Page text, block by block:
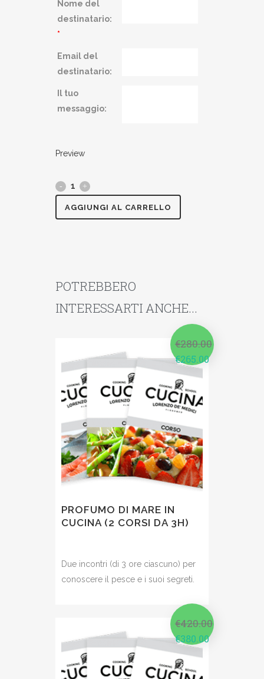
Nome del
destinatario:
*
Email del
destinatario:
Il tuo
messaggio:
Preview
AGGIUNGI AL CARRELLO
POTREBBERO
INTERESSARTI ANCHE...
€280.00
€265.00
PROFUMO DI MARE IN
CUCINA (2 CORSI DA 3H)
Due incontri (di 3 ore ciascuno) per
conoscere il pesce e i suoi segreti.
€420.00
€380.00